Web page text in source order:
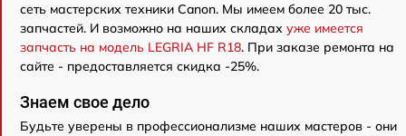
сеть мастерских техники Canon. Мы имеем более 20 тыс.
запчастей. И возможно на наших складах уже имеется
запчасть на модель LEGRIA HF R18. При заказе ремонта на
сайте - предоставляется скидка -25%.
Знаем свое дело
Будьте уверены в профессионализме наших мастеров - они